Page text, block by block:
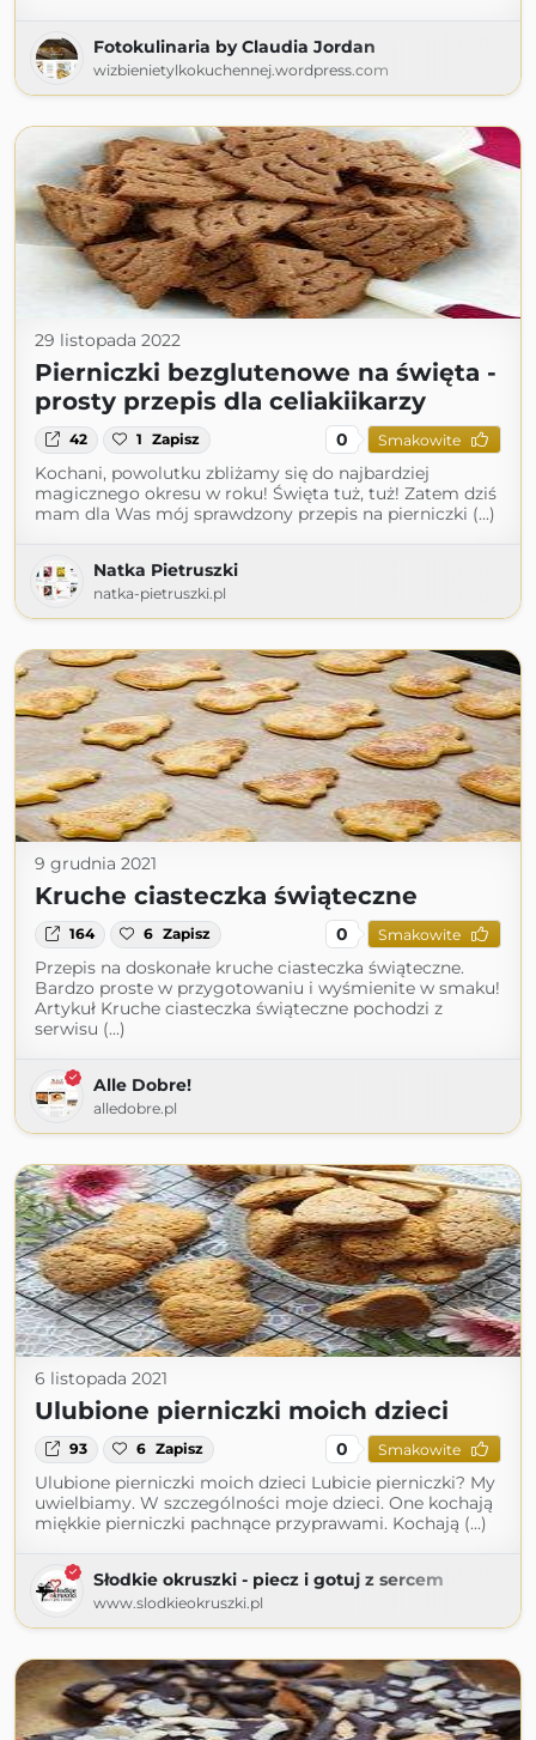
Fotokulinaria by Claudia Jordan
wizbienietylkokuchennej.wordpress.com
29 listopada 2022
Pierniczki bezglutenowe na święta -
prosty przepis dla celiakiikarzy
42 1 Zapisz 0 Smakowite
Kochani, powolutku zbliżamy się do najbardziej
magicznego okresu w roku! Święta tuż, tuż! Zatem dziś
mam dla Was mój sprawdzony przepis na pierniczki (...)
Natka Pietruszki
natka-pietruszki.pl
9 grudnia 2021
Kruche ciasteczka świąteczne
164 6 Zapisz 0 Smakowite
Przepis na doskonałe kruche ciasteczka świąteczne.
Bardzo proste w przygotowaniu i wyśmienite w smaku!
Artykuł Kruche ciasteczka świąteczne pochodzi z
serwisu (...)
Alle Dobre!
alledobre.pl
6 listopada 2021
Ulubione pierniczki moich dzieci
93 6 Zapisz 0 Smakowite
Ulubione pierniczki moich dzieci Lubicie pierniczki? My
uwielbiamy. W szczególności moje dzieci. One kochają
miękkie pierniczki pachnące przyprawami. Kochają (...)
Słodkie okruszki - piecz i gotuj z sercem
www.slodkieokruszki.pl